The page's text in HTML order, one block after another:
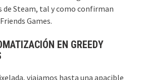
de Steam, tal y como confirman
Games.
EN GREEDY
viajamos hasta una apacible